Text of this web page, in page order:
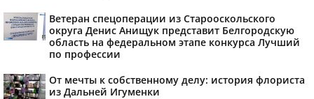
Ветеран спецоперации из Старооскольского
округа Денис Анищук представит Белгородскую
область на федеральном этапе конкурса Лучший
по профессии
От мечты к собственному делу: история флориста
из Дальней Игуменки